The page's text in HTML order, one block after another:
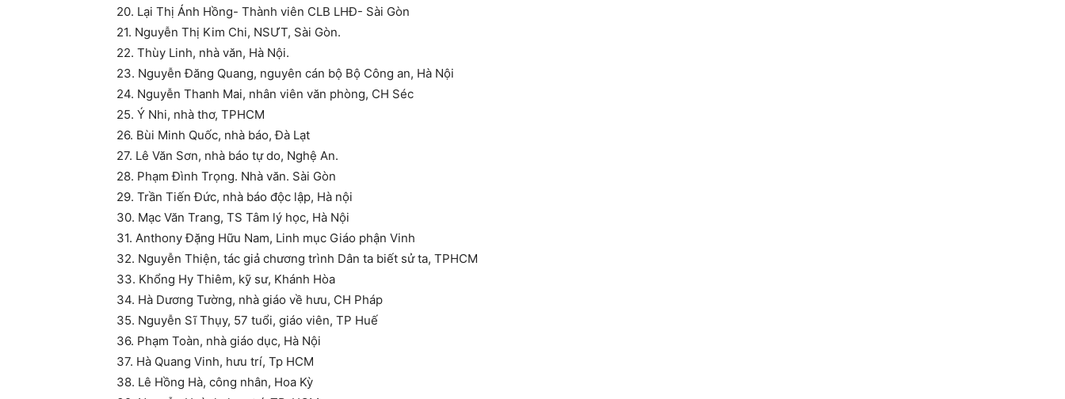
20. Lại Thị Ánh Hồng- Thành viên CLB LHĐ- Sài Gòn
21. Nguyễn Thị Kim Chi, NSƯT, Sài Gòn.
22. Thùy Linh, nhà văn, Hà Nội.
23. Nguyễn Đăng Quang, nguyên cán bộ Bộ Công an, Hà Nội
24. Nguyễn Thanh Mai, nhân viên văn phòng, CH Séc
25. Ý Nhi, nhà thơ, TPHCM
26. Bùi Minh Quốc, nhà báo, Đà Lạt
27. Lê Văn Sơn, nhà báo tự do, Nghệ An.
28. Phạm Đình Trọng. Nhà văn. Sài Gòn
29. Trần Tiến Đức, nhà báo độc lập, Hà nội
30. Mạc Văn Trang, TS Tâm lý học, Hà Nội
31. Anthony Đặng Hữu Nam, Linh mục Giáo phận Vinh
32. Nguyễn Thiện, tác giả chương trình Dân ta biết sử ta, TPHCM
33. Khổng Hy Thiêm, kỹ sư, Khánh Hòa
34. Hà Dương Tường, nhà giáo về hưu, CH Pháp
35. Nguyễn Sĩ Thụy, 57 tuổi, giáo viên, TP Huế
36. Phạm Toàn, nhà giáo dục, Hà Nội
37. Hà Quang Vinh, hưu trí, Tp HCM
38. Lê Hồng Hà, công nhân, Hoa Kỳ